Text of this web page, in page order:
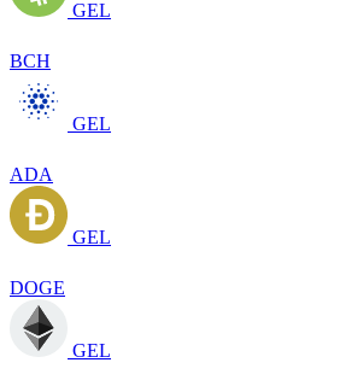
GEL
BCH
GEL
ADA
GEL
DOGE
GEL